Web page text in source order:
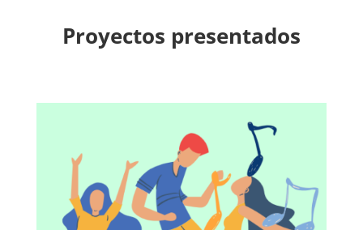
Proyectos presentados